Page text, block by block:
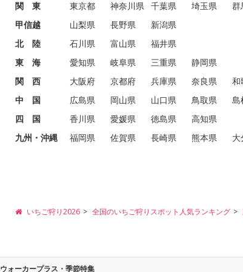
関 東
東京都 神奈川県 千葉県 埼玉県 群
甲信越
山梨県 長野県
新潟県
北 陸
石川県 富山県
福井県
東 海
愛知県 岐阜県 三重県
静岡県
関 西
大阪府 京都府 兵庫県 奈良県 和
中 国
広島県 岡山県 山口県 鳥取県
島
四 国
香川県 愛媛県 徳島県
高知県
九州・沖縄
福岡県 佐賀県 長崎県 熊本県 大
いちご狩り2026 全国のいちご狩りスポット人気ランキング
ウォーカープラス・季節特集